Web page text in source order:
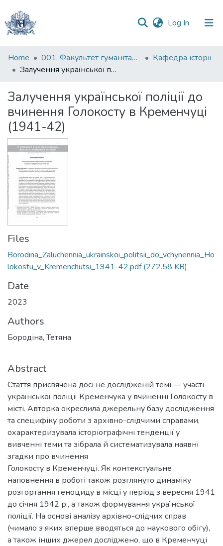
Log In (current)
Communities
&
All of DSpace
Statistics
Home 001. Факультет гуманітарних наук
Кафедра історії
Залучення української поліції до вчинення Голокосту в Кременчуці (1941-42)
Залучення української поліції до
вчинення Голокосту в Кременчуці
(1941-42)
Files
Borodina_Zaluchennia_ukrainskoi_politsii_do_vchynennia_Ho
lokostu_v_Kremenchutsi_1941-42.pdf(272.58 KB)
Date
2023
Authors
Бородіна, Тетяна
Abstract
Стаття присвячена досі не дослідженій темі — участі
української поліції Кременчука у вчиненні Голокосту в
місті. Авторка окреслила джерельну базу дослідження
та специфіку роботи з архівно-слідчими справами,
охарактеризувала історіографічні тенденції у
вивченні теми та зібрала й систематизувала наявні
згадки про вчинення
Голокосту в Кременчуці. Як контекстуальне
наповнення в роботі також розглянуто динаміку
розгортання геноциду в місці у період з вересня 1941
до січня 1942 р., а також формування української
поліції. На основі аналізу архівно-слідчих справ
(чимало з яких вперше вводяться до наукового обігу),
а також інших джерел досліджено, що в Кременчуці